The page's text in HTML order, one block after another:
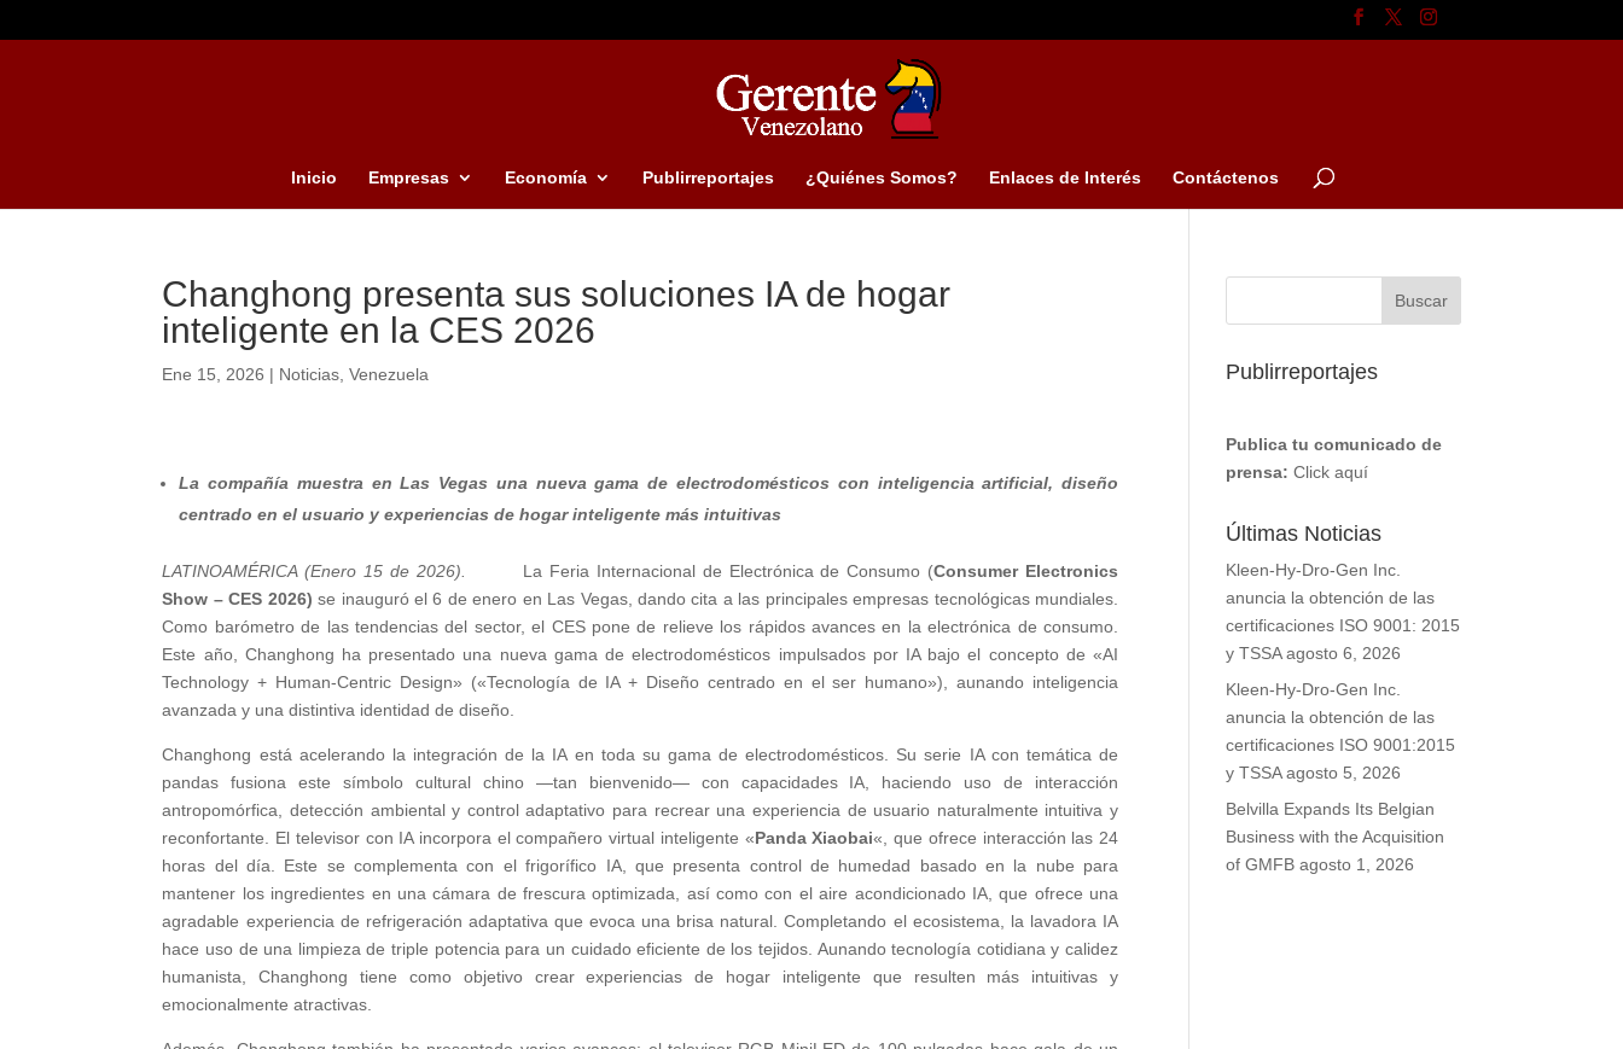
Inicio Empresas Economía Publirreportajes ¿Quiénes Somos? Enlaces de Interés Contáctenos
Changhong presenta sus soluciones IA de hogar
inteligente en la CES 2026
Ene 15, 2026 | Noticias ,Venezuela
La compañía muestra en Las Vegas una nueva gama de electrodomésticos con inteligencia artificial, diseño
centrado en el usuario y experiencias de hogar inteligente más intuitivas
LATINOAMÉRICA (Enero 15 de 2026). La Feria Internacional de Electrónica de Consumo (Consumer Electronics
Show – CES 2026) se inauguró el 6 de enero en Las Vegas, dando cita a las principales empresas tecnológicas mundiales.
Como barómetro de las tendencias del sector, el CES pone de relieve los rápidos avances en la electrónica de consumo.
Este año, Changhong ha presentado una nueva gama de electrodomésticos impulsados por IA bajo el concepto de «AI
Technology + Human-Centric Design» («Tecnología de IA + Diseño centrado en el ser humano»), aunando inteligencia
avanzada y una distintiva identidad de diseño.
Changhong está acelerando la integración de la IA en toda su gama de electrodomésticos. Su serie IA con temática de
pandas fusiona este símbolo cultural chino —tan bienvenido— con capacidades IA, haciendo uso de interacción
antropomórfica, detección ambiental y control adaptativo para recrear una experiencia de usuario naturalmente intuitiva y
reconfortante. El televisor con IA incorpora el compañero virtual inteligente «Panda Xiaobai«, que ofrece interacción las 24
horas del día. Este se complementa con el frigorífico IA, que presenta control de humedad basado en la nube para
mantener los ingredientes en una cámara de frescura optimizada, así como con el aire acondicionado IA, que ofrece una
agradable experiencia de refrigeración adaptativa que evoca una brisa natural. Completando el ecosistema, la lavadora IA
hace uso de una limpieza de triple potencia para un cuidado eficiente de los tejidos. Aunando tecnología cotidiana y calidez
humanista, Changhong tiene como objetivo crear experiencias de hogar inteligente que resulten más intuitivas y
emocionalmente atractivas.
Publirreportajes
Publica tu comunicado de
prensa: Click aquí
Últimas Noticias
Kleen-Hy-Dro-Gen Inc.
anuncia la obtención de las
certificaciones ISO 9001: 2015
y TSSA agosto 6, 2026
Kleen-Hy-Dro-Gen Inc.
anuncia la obtención de las
certificaciones ISO 9001:2015
y TSSA agosto 5, 2026
Belvilla Expands Its Belgian
Business with the Acquisition
of GMFB agosto 1, 2026